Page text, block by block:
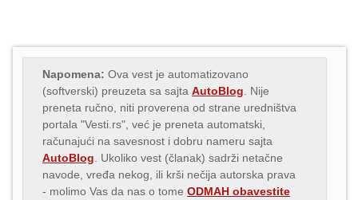
Napomena: Ova vest je automatizovano
(softverski) preuzeta sa sajta AutoBlog . Nije
preneta ručno, niti proverena od strane uredništva
portala "Vesti.rs", već je preneta automatski,
računajući na savesnost i dobru nameru sajta
AutoBlog . Ukoliko vest (članak) sadrži netačne
navode, vređa nekog, ili krši nečija autorska prava
- molimo Vas da nas o tome ODMAH obavestite